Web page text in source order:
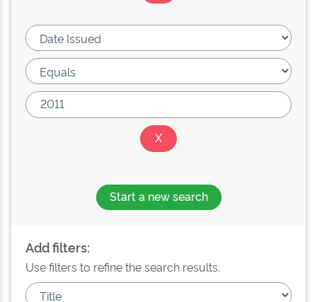
Start a new search
Add filters:
Use filters to refine the search results.